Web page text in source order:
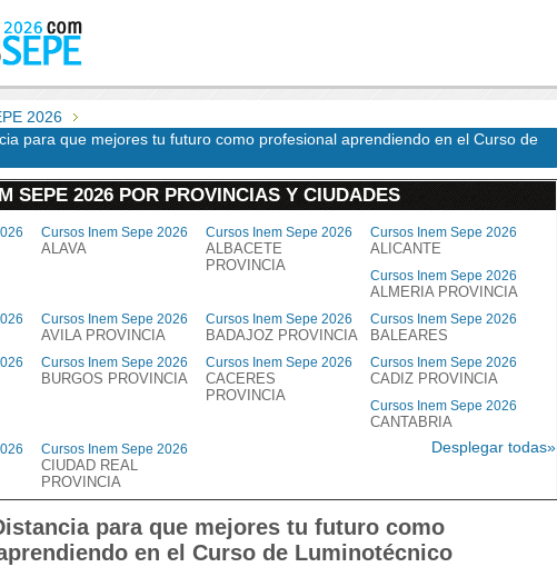
2026
para que mejores tu futuro como profesional aprendiendo en el Curso de
SEPE 2026 POR PROVINCIAS Y CIUDADES
Cursos Inem Sepe 2026
ALAVA
Cursos Inem Sepe 2026
ALBACETE
PROVINCIA
Cursos Inem Sepe 2026
ALICANTE
Cursos Inem Sepe 2026
ALMERIA PROVINCIA
Cursos Inem Sepe 2026
AVILA PROVINCIA
Cursos Inem Sepe 2026
BADAJOZ PROVINCIA
Cursos Inem Sepe 2026
BALEARES
Cursos Inem Sepe 2026
BURGOS PROVINCIA
Cursos Inem Sepe 2026
CACERES
PROVINCIA
Cursos Inem Sepe 2026
CADIZ PROVINCIA
Cursos Inem Sepe 2026
CANTABRIA
Cursos Inem Sepe 2026
CIUDAD REAL
PROVINCIA
Desplegar todas»
para que mejores tu futuro como
en el Curso de Luminotécnico